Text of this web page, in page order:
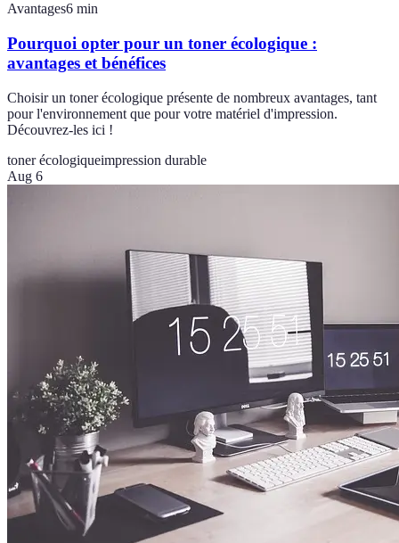
Avantages6 min
Pourquoi opter pour un toner écologique :
avantages et bénéfices
Choisir un toner écologique présente de nombreux avantages, tant
pour l'environnement que pour votre matériel d'impression.
Découvrez-les ici !
toner écologiqueimpression durable
Aug 6